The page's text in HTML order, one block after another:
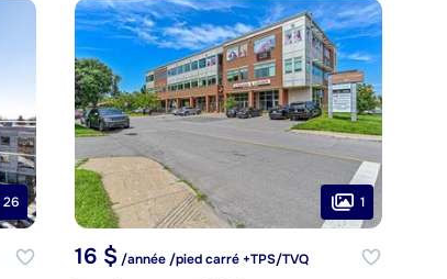
26 1
16 $/année /pied carré +TPS/TVQ